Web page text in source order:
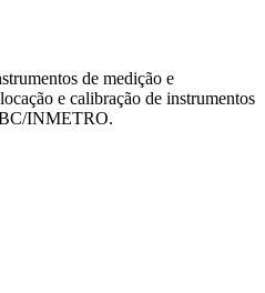
de medição e
e calibração de instrumentos
INMETRO.